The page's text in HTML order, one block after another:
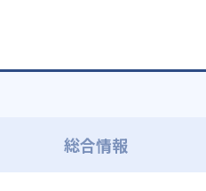
総合情報